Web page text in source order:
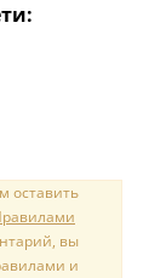
оставить
вы
и